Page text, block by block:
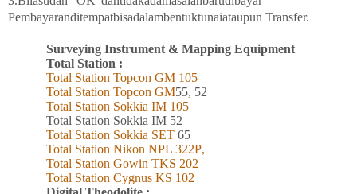
Pembayaranditempatbisadalambentuktunaiataupun Transfer.
Surveying Instrument & Mapping Equipment
Total Station :
Total Station Topcon GM 105
Total Station Topcon GM55, 52
Total Station Sokkia IM 105
Total Station Sokkia IM 52
Total Station Sokkia SET 65
Total Station Nikon NPL 322P,
Total Station Gowin TKS 202
Total Station Cygnus KS 102